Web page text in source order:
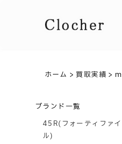
ホーム >買取実績 >
ブランド一覧
45R(フォーティファ
ル)